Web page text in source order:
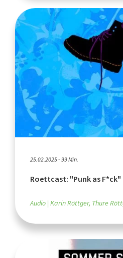
25.02.2025 - 99 Min.
Roettcast: "Punk as
Audio Karin Röttger, Thure